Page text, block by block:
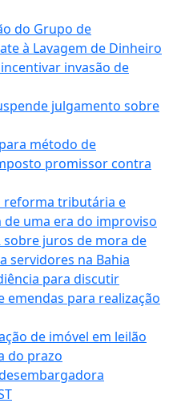
do Grupo de
à Lavagem de Dinheiro
invasão de
julgamento sobre
método de
promissor contra
reforma tributária e
uma era do improviso
sobre juros de mora de
servidores na Bahia
para discutir
emendas para realização
de imóvel em leilão
do prazo